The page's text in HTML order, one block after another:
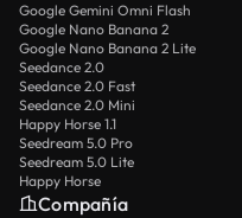
Google Gemini Omni Flash
Google Nano Banana 2
Google Nano Banana 2 Lite
Seedance 2.0
Seedance 2.0 Fast
Seedance 2.0 Mini
Happy Horse 1.1
Seedream 5.0 Pro
Seedream 5.0 Lite
Happy Horse
Compañía